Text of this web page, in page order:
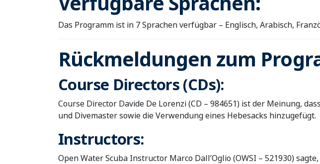
Das Programm ist in 7 Sprachen verfügbar – Englisch, Arabisch,
Rückmeldungen zum
Course Directors (CDs):
Course Director Davide De Lorenzi (CD – 984651) ist der Meinung,
und Divemaster sowie die Verwendung eines Hebesacks hinzugefügt.
Instructors:
Open Water Scuba Instructor Marco Dall’Oglio (OWSI – 521930)